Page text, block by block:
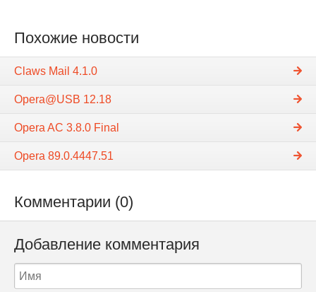
Похожие новости
Claws Mail 4.1.0
Opera@USB 12.18
Opera AC 3.8.0 Final
Opera 89.0.4447.51
Комментарии (0)
Добавление комментария